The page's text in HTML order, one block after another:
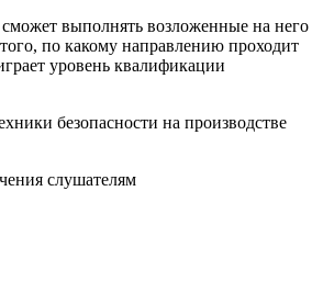
сможет выполнять возложенные на него
по какому направлению проходит
уровень квалификации
безопасности на производстве
слушателям